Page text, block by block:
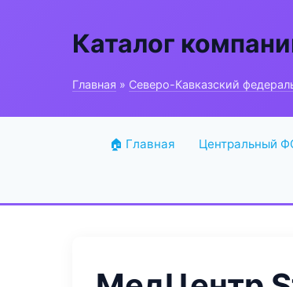
Каталог
Главная » Северо-Кавказский
🏠 Главная Центральный